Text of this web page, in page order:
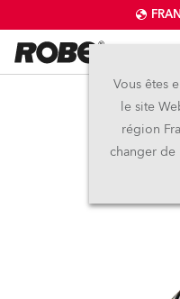
Vous êtes
le site
région
changer
(sur